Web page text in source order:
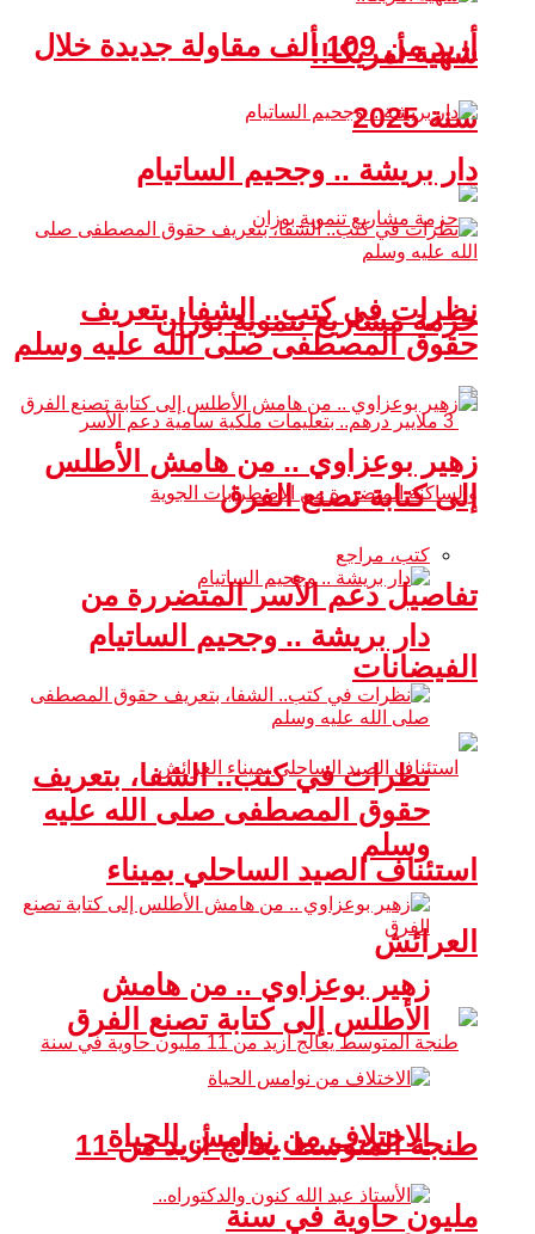
أزيد من 109 ألف مقاولة جديدة خلال
سنة 2025
حزمة مشاريع تنموية بوزان
تفاصيل دعم الأسر المتضررة من
الفيضانات
استئناف الصيد الساحلي بميناء
العرائش
طنجة المتوسط يعالج أزيد من 11
مليون حاوية في سنة
شهية أمريكا!!
دار بريشة .. وجحيم الساتيام
نظرات في كتب.. الشفا، بتعريف
حقوق المصطفى صلى الله عليه وسلم
زهير بوعزاوي .. من هامش الأطلس
إلى كتابة تصنع الفرق
كتب، مراجع
دار بريشة .. وجحيم الساتيام
نظرات في كتب.. الشفا، بتعريف
حقوق المصطفى صلى الله عليه
وسلم
زهير بوعزاوي .. من هامش
الأطلس إلى كتابة تصنع الفرق
الاختلاف من نوامس الحياة